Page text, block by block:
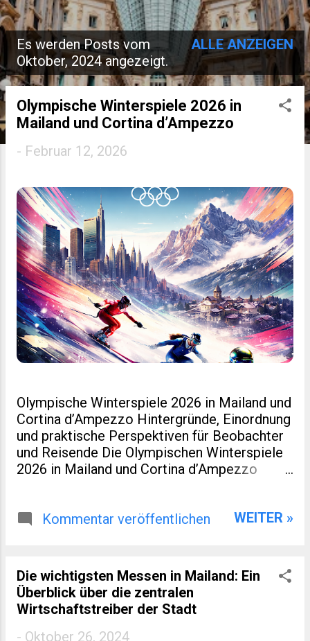
P
o
Es werden Posts vom
Oktober, 2024 angezeigt.
ALLE ANZEIGEN
Olympische Winterspiele 2026 in
Mailand und Cortina d’Ampezzo
- Februar 12, 2026
Olympische Winterspiele 2026 in Mailand und
Cortina d’Ampezzo Hintergründe, Einordnung
und praktische Perspektiven für Beobachter
und Reisende Die Olympischen Winterspiele
2026 in Mailand und Cortina d’Ampezzo
Turin 2006 erneut Gastgeber ist. Sondern
wirtschaftlich eng mit regionaler Entwicklung
verzahnt wurde. Für viele Leser eines
spezialisierten Blogs zu Sport, Reisen oder
europäischer Regionalentwicklung sind genau
diese Aspekte interessanter als
Kommentar veröffentlichen WEITER »
Die wichtigsten Messen in Mailand: Ein
Überblick über die zentralen
Wirtschaftstreiber der Stadt
- Oktober 26, 2024